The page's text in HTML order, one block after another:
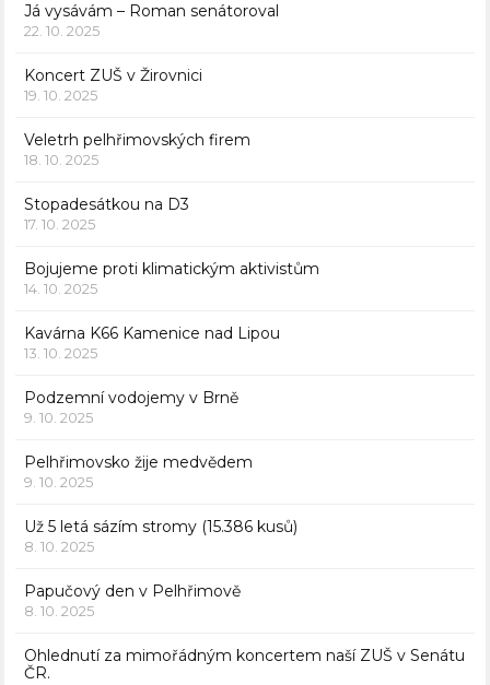
Já vysávám – Roman senátoroval
22. 10. 2025
Koncert ZUŠ v Žirovnici
19. 10. 2025
Veletrh pelhřimovských firem
18. 10. 2025
Stopadesátkou na D3
17. 10. 2025
Bojujeme proti klimatickým aktivistům
14. 10. 2025
Kavárna K66 Kamenice nad Lipou
13. 10. 2025
Podzemní vodojemy v Brně
9. 10. 2025
Pelhřimovsko žije medvědem
9. 10. 2025
Už 5 letá sázím stromy (15.386 kusů)
8. 10. 2025
Papučový den v Pelhřimově
8. 10. 2025
Ohlednutí za mimořádným koncertem naší ZUŠ v Senátu
ČR.